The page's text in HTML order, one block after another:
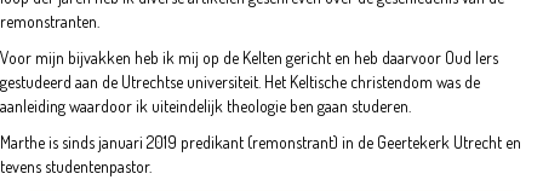
remonstranten.
Voor mijn bijvakken heb ik mij op de Kelten gericht en heb daarvoor Oud Iers
gestudeerd aan de Utrechtse universiteit. Het Keltische christendom was de
aanleiding waardoor ik uiteindelijk theologie ben gaan studeren.
Marthe is sinds januari 2019 predikant (remonstrant) in de Geertekerk Utrecht en
tevens studentenpastor.